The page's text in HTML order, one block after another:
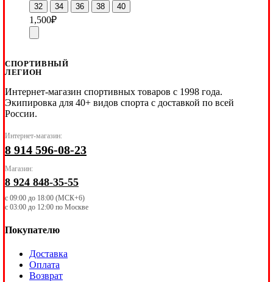
32 34 36 38 40
1,500₽
СПОРТИВНЫЙ
ЛЕГИОН
Интернет-магазин спортивных товаров с 1998 года.
Экипировка для 40+ видов спорта с доставкой по всей
России.
Интернет-магазин:
8 914 596-08-23
Магазин:
8 924 848-35-55
с 09:00 до 18:00 (МСК+6)
с 03:00 до 12:00 по Москве
Покупателю
Доставка
Оплата
Возврат